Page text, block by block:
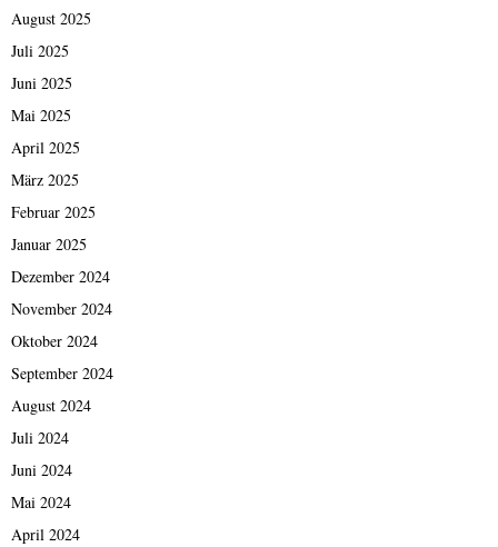
August 2025
Juli 2025
Juni 2025
Mai 2025
April 2025
März 2025
Februar 2025
Januar 2025
Dezember 2024
November 2024
Oktober 2024
September 2024
August 2024
Juli 2024
Juni 2024
Mai 2024
April 2024